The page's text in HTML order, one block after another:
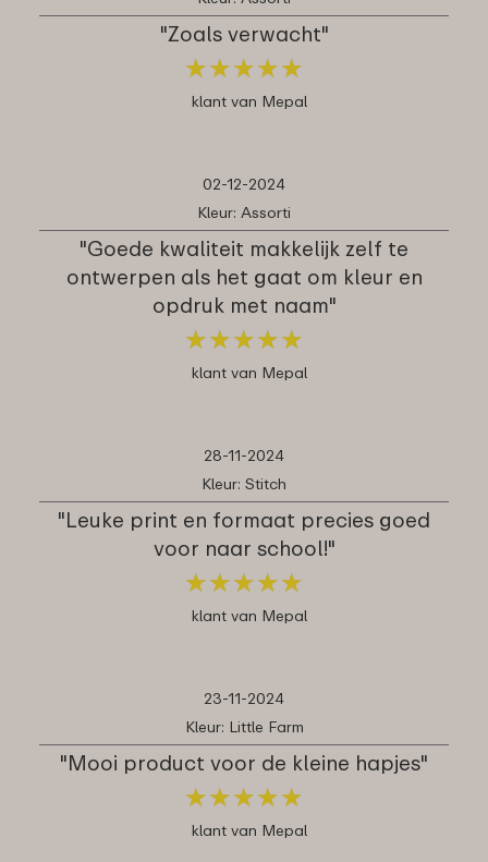
"Zoals verwacht"
★★★★★
★★★★★
klant van Mepal
02-12-2024
Kleur: Assorti
"Goede kwaliteit makkelijk zelf te
ontwerpen als het gaat om kleur en
opdruk met naam"
★★★★★
★★★★★
klant van Mepal
28-11-2024
Kleur: Stitch
"Leuke print en formaat precies goed
voor naar school!"
★★★★★
★★★★★
klant van Mepal
23-11-2024
Kleur: Little Farm
"Mooi product voor de kleine hapjes"
★★★★★
★★★★★
klant van Mepal